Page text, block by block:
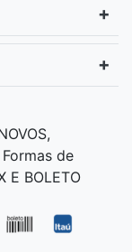
Formas de
E BOLETO